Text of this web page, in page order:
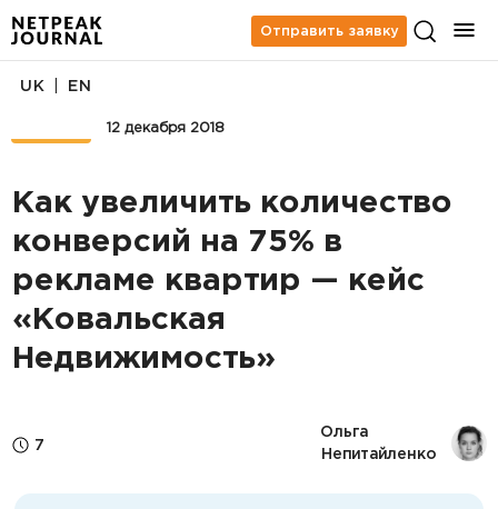
Отправить заявку
12 декабря 2018
UK EN
Как увеличить количество
конверсий на 75% в
рекламе квартир — кейс
«Ковальская
Недвижимость»
7
Ольга
Непитайленко